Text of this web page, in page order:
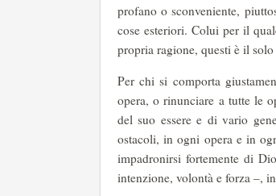
profano o sconveniente,
cose esteriori. Colui per il
propria ragione, questi è il
Per chi si comporta
opera, o rinunciare a tutte le
del suo essere e di vario
ostacoli, in ogni opera e in
impadronirsi fortemente di
intenzione, volontà e forza –,